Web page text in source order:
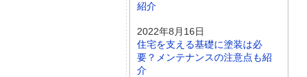
紹介
2022年8月16日
住宅を支える基礎に塗装は必
要？メンテナンスの注意点も紹
介